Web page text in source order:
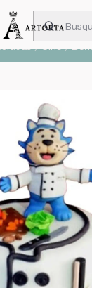
ANTICIPACIÓN
Cine